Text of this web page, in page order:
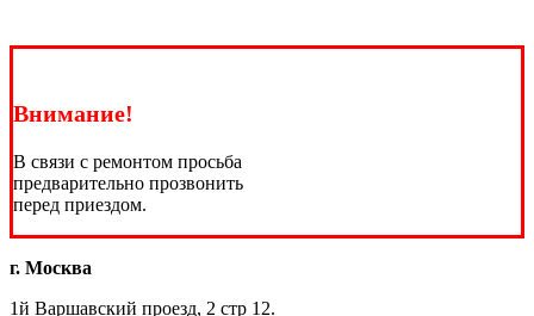
Внимание!
В связи с ремонтом просьба
предварительно прозвонить
перед приездом.
г. Москва
1й Варшавский проезд, 2 стр 12.